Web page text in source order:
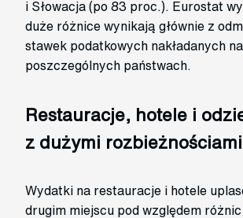
i Słowacja (po 83 proc.). Eurostat
duże różnice wynikają głównie z
stawek podatkowych nakładanych
poszczególnych państwach.
Restauracje, hotele i
z dużymi rozbieżnościami
Wydatki na restauracje i hotele
drugim miejscu pod względem różnic